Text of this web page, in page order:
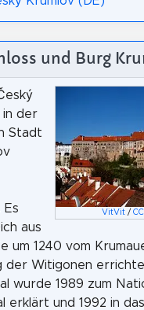
und Burg
VitVit /
in der
Stadt
Es
aus
um 1240 vom
der Witigonen
wurde 1989 zum
erklärt und 1992 in